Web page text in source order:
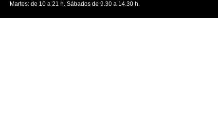
Martes: de 10 a 21 h. Sábados de 9.30 a 14.30 h.